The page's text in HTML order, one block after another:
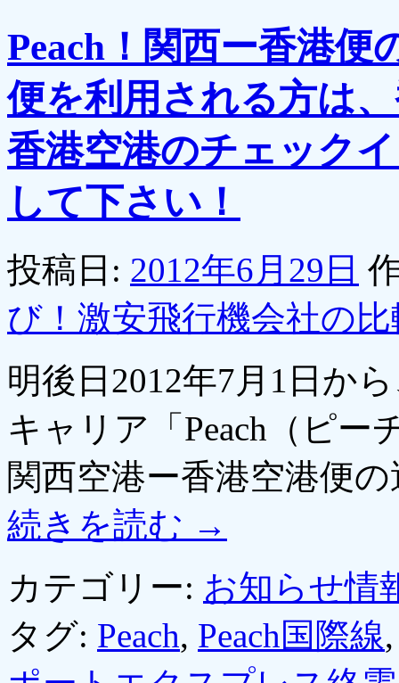
Peach！関西ー香港便
便を利用される方は
香港空港のチェック
して下さい！
投稿日: 2012年6月29日
び！激安飛行機会社の
明後日2012年7月1日か
キャリア「Peach（ピー
関西空港ー香港空港便
続きを読む →
カテゴリー: お知らせ情
タグ: Peach, Peach国際線